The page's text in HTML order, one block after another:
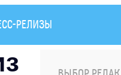
РЕЛИЗЫ